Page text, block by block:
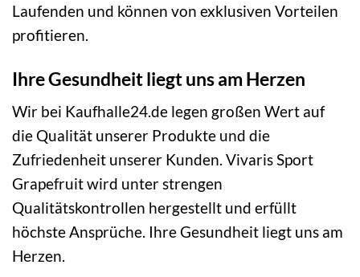
Laufenden und können von exklusiven Vorteilen
profitieren.
Ihre Gesundheit liegt uns am Herzen
Wir bei Kaufhalle24.de legen großen Wert auf
die Qualität unserer Produkte und die
Zufriedenheit unserer Kunden. Vivaris Sport
Grapefruit wird unter strengen
Qualitätskontrollen hergestellt und erfüllt
höchste Ansprüche. Ihre Gesundheit liegt uns am
Herzen.